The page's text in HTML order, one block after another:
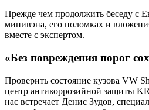
Прежде чем продолжить беседу с
минивэна, его поломках и
вместе с экспертом.
«Без повреждения порог
Проверить состояние кузова VW
центр антикоррозийной защиты
нас встречает Денис Зудов,